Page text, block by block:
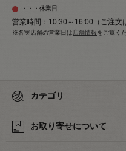
・・・休業日
営業時間：10:30～16:00（ご注文
※各実店舗の営業日は店舗情報をご覧く
カテゴリ
お取り寄せについて